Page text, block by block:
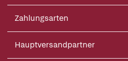
Zahlungsarten
Hauptversandpartner